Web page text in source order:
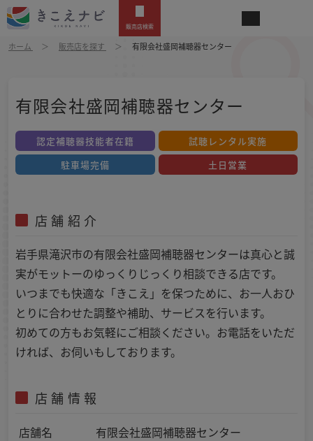
販売店検索
ホーム 販売店を探す 有限会社盛岡補聴器センター
有限会社盛岡補聴器センター
認定補聴器技能者在籍
試聴レンタル実施
駐車場完備
土日営業
店舗紹介
岩手県滝沢市の有限会社盛岡補聴器センターは真心と誠
実がモットーのゆっくりじっくり相談できる店です。
いつまでも快適な「きこえ」を保つために、お一人おひ
とりに合わせた調整や補助、サービスを行います。
初めての方もお気軽にご相談ください。お電話をいただ
ければ、お伺いもしております。
店舗情報
店舗名 有限会社盛岡補聴器センター